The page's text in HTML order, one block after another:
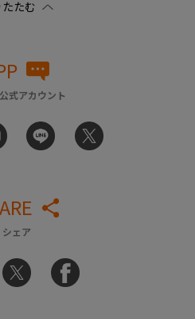
式アカウント
シェア